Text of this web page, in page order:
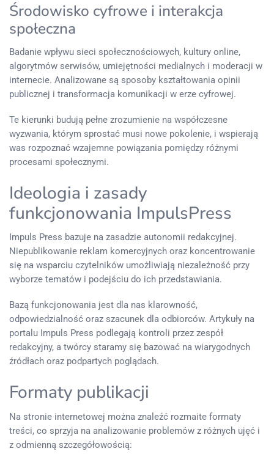
Środowisko cyfrowe i interakcja
społeczna
Badanie wpływu sieci społecznościowych, kultury online,
algorytmów serwisów, umiejętności medialnych i moderacji w
internecie. Analizowane są sposoby kształtowania opinii
publicznej i transformacja komunikacji w erze cyfrowej.
Te kierunki budują pełne zrozumienie na współczesne
wyzwania, którym sprostać musi nowe pokolenie, i wspierają
was rozpoznać wzajemne powiązania pomiędzy różnymi
procesami społecznymi.
Ideologia i zasady
funkcjonowania ImpulsPress
Impuls Press bazuje na zasadzie autonomii redakcyjnej.
Niepublikowanie reklam komercyjnych oraz koncentrowanie
się na wsparciu czytelników umożliwiają niezależność przy
wyborze tematów i podejściu do ich przedstawiania.
Bazą funkcjonowania jest dla nas klarowność,
odpowiedzialność oraz szacunek dla odbiorców. Artykuły na
portalu Impuls Press podlegają kontroli przez zespół
redakcyjny, a twórcy staramy się bazować na wiarygodnych
źródłach oraz podpartych poglądach.
Formaty publikacji
Na stronie internetowej można znaleźć rozmaite formaty
treści, co sprzyja na analizowanie problemów z różnych ujęć i
z odmienną szczegółowością: